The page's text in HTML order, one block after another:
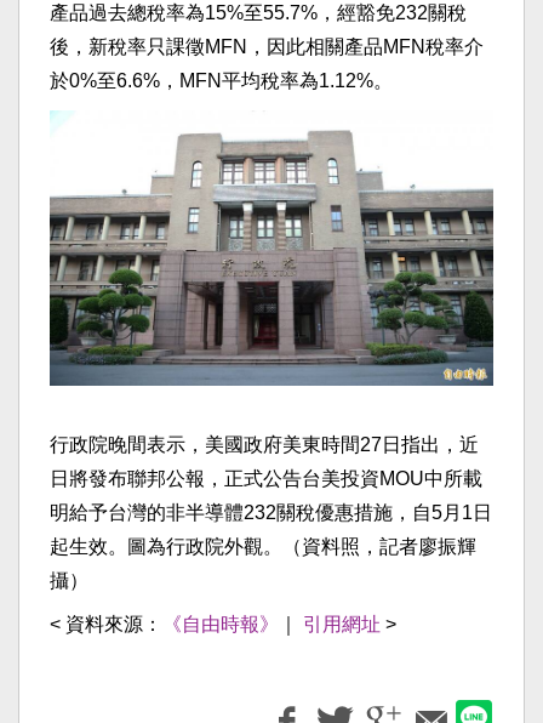
產品過去總稅率為15%至55.7%，經豁免232關稅
後，新稅率只課徵MFN，因此相關產品MFN稅率介
於0%至6.6%，MFN平均稅率為1.12%。
行政院晚間表示，美國政府美東時間27日指出，近
日將發布聯邦公報，正式公告台美投資MOU中所載
明給予台灣的非半導體232關稅優惠措施，自5月1日
起生效。圖為行政院外觀。（資料照，記者廖振輝
攝）
< 資料來源： 《自由時報》 引用網址 >